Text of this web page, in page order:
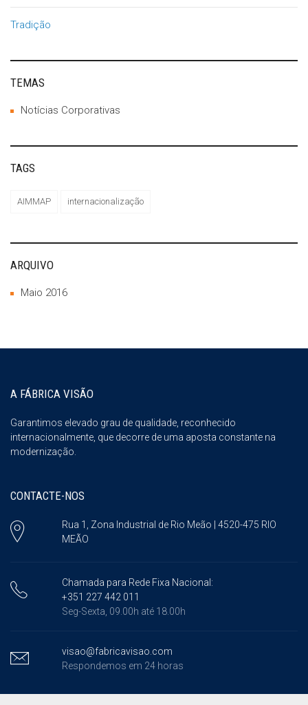
Tradição
TEMAS
Notícias Corporativas
TAGS
AIMMAP internacionalização
ARQUIVO
Maio 2016
A FÁBRICA VISÃO
Garantimos elevado grau de qualidade, reconhecido
internacionalmente, que decorre de uma aposta constante na
modernização.
CONTACTE-NOS
Rua 1, Zona Industrial de Rio Meão | 4520-475 RIO
MEÃO
Chamada para Rede Fixa Nacional:
+351 227 442 011
Seg-Sexta, 09.00h até 18.00h
visao@fabricavisao.com
Respondemos em 24 horas